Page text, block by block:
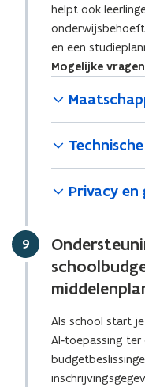
helpt ook
en een
Mogelijke
Privacy en
Stap
9
Als school start
AI‑toepassing